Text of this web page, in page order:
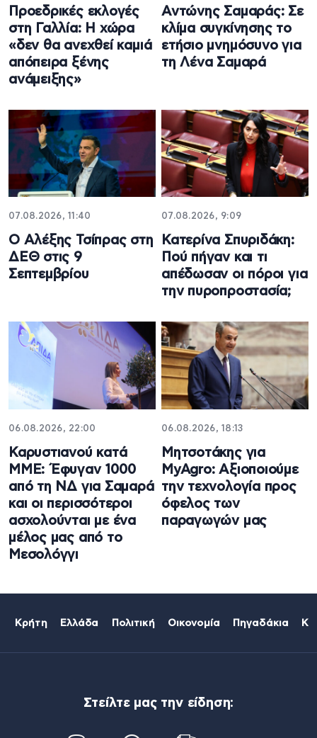
Προεδρικές εκλογές
στη Γαλλία: Η χώρα
«δεν θα ανεχθεί καμιά
απόπειρα ξένης
ανάμειξης»
Αντώνης Σαμαράς: Σε
κλίμα συγκίνησης το
ετήσιο μνημόσυνο για
τη Λένα Σαμαρά
07.08.2026, 11:40
Ο Αλέξης Τσίπρας στη
ΔΕΘ στις 9
Σεπτεμβρίου
07.08.2026, 9:09
Κατερίνα Σπυριδάκη:
Πού πήγαν και τι
απέδωσαν οι πόροι για
την πυροπροστασία;
06.08.2026, 22:00
Καρυστιανού κατά
ΜΜΕ: Έφυγαν 1000
από τη ΝΔ για Σαμαρά
και οι περισσότεροι
ασχολούνται με ένα
μέλος μας από το
Μεσολόγγι
06.08.2026, 18:13
Μητσοτάκης για
MyAgro: Αξιοποιούμε
την τεχνολογία προς
όφελος των
παραγωγών μας
Κρήτη Ελλάδα Πολιτική Οικονομία Πηγαδάκια
Στείλτε μας την είδηση: